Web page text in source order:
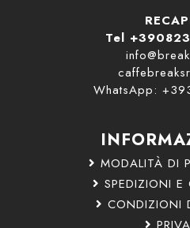
Tel
WhatsApp:
MODALITÀ DI
SPEDIZIONI E
CONDIZIONI